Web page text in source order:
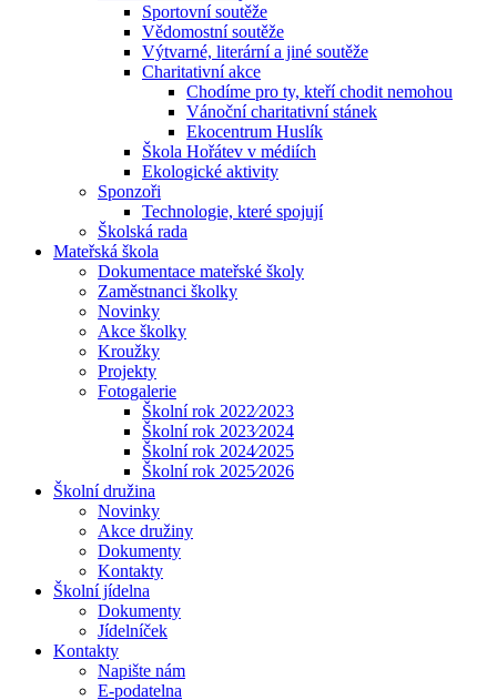
Sportovní soutěže
Vědomostní soutěže
Výtvarné, literární a jiné soutěže
Charitativní akce
Chodíme pro ty, kteří chodit nemohou
Vánoční charitativní stánek
Ekocentrum Huslík
Škola Hořátev v médiích
Ekologické aktivity
Sponzoři
Technologie, které spojují
Školská rada
Mateřská škola
Dokumentace mateřské školy
Zaměstnanci školky
Novinky
Akce školky
Kroužky
Projekty
Fotogalerie
Školní rok 2022⁄2023
Školní rok 2023⁄2024
Školní rok 2024⁄2025
Školní rok 2025⁄2026
Školní družina
Novinky
Akce družiny
Dokumenty
Kontakty
Školní jídelna
Dokumenty
Jídelníček
Kontakty
Napište nám
E-podatelna